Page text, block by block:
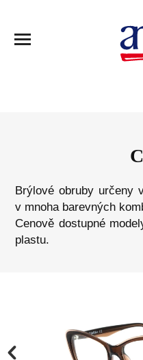
Brýlové obruby určeny
v mnoha barevných
Cenově dostupné
plastu.